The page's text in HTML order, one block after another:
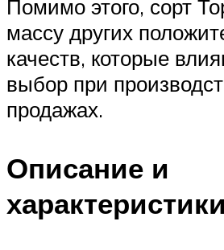
Помимо этого, сорт
массу других
качеств, которые
выбор при
продажах.
Описание и